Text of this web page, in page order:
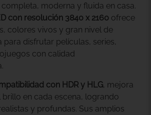
moderna y fluida en casa.
con resolución 3840 x 2160 ofrece
colores vivos y gran nivel de
para disfrutar películas, series,
con calidad
con HDR y HLG, mejora
brillo en cada escena, logrando
y profundas. Sus amplios